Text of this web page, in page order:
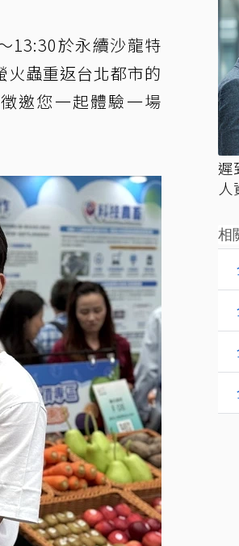
13:30於永續沙龍特
蟲重返台北都市的
邀您一起體驗一場
遲